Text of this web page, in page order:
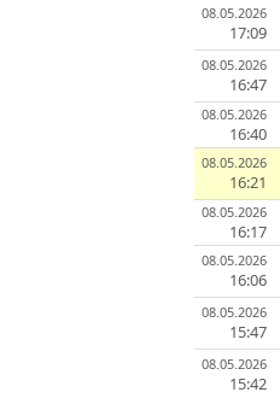
08.05.2026
17:09
08.05.2026
16:47
08.05.2026
16:40
08.05.2026
16:21
08.05.2026
16:17
08.05.2026
16:06
08.05.2026
15:47
08.05.2026
15:42